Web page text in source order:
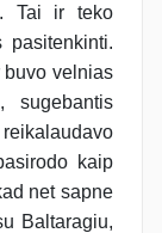
Tai ir teko
pasitenkinti.
buvo velnias
sugebantis
kaip
net sapne
Baltaragiu,